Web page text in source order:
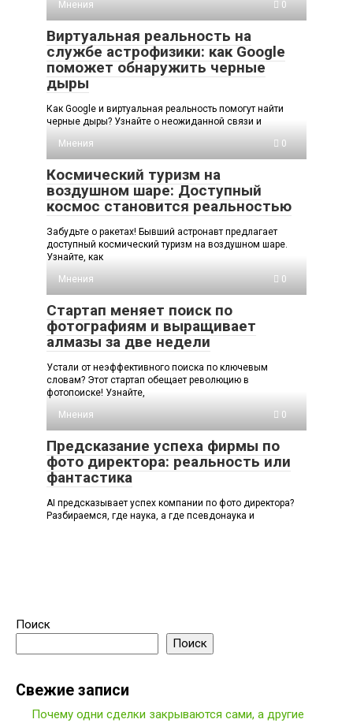
Мнения 0
Виртуальная реальность на
службе астрофизики: как Google
поможет обнаружить черные
дыры
Как Google и виртуальная реальность помогут найти
черные дыры? Узнайте о неожиданной связи и
Мнения
0
Космический туризм на
воздушном шаре: Доступный
космос становится реальностью
Забудьте о ракетах! Бывший астронавт предлагает
доступный космический туризм на воздушном шаре.
Узнайте, как
Мнения
0
Стартап меняет поиск по
фотографиям и выращивает
алмазы за две недели
Устали от неэффективного поиска по ключевым
словам? Этот стартап обещает революцию в
фотопоиске! Узнайте,
Мнения
0
Предсказание успеха фирмы по
фото директора: реальность или
фантастика
AI предсказывает успех компании по фото директора?
Разбираемся, где наука, а где псевдонаука и
Поиск
Поиск
Свежие записи
Почему одни сделки закрываются сами, а другие